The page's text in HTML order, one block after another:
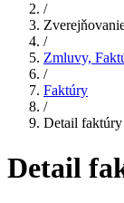
/
/
Zmluvy,
/
Faktúry
/
Detail
Detail